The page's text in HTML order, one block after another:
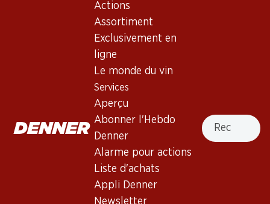
Actions
Assortiment
Exclusivement en
ligne
Le monde du vin
Services
Aperçu
Abonner l'Hebdo
Denner
Alarme pour actions
Liste d'achats
Appli Denner
Newsletter
Recherche
Trivento Malbec Reserve
,Mendoza, 2024
noires mûres et de framboises, avec des notes de vanille et
de noix de coco provenant de l’élevage. Bouche pleine aux
tanins ronds et mûrs. Finale persistante.